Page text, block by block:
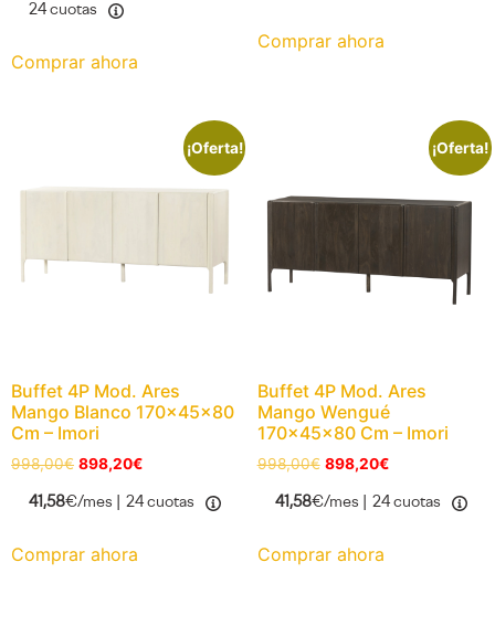
24 cuotas
Comprar ahora
Comprar ahora
¡Oferta!
Buffet 4P Mod. Ares
Mango Blanco 170x45x80
Cm – Imori
998,00€ 898,20€
41,58€/mes | 24 cuotas
Comprar ahora
¡Oferta!
Buffet 4P Mod. Ares
Mango Wengué
170x45x80 Cm – Imori
998,00€ 898,20€
41,58€/mes | 24 cuotas
Comprar ahora